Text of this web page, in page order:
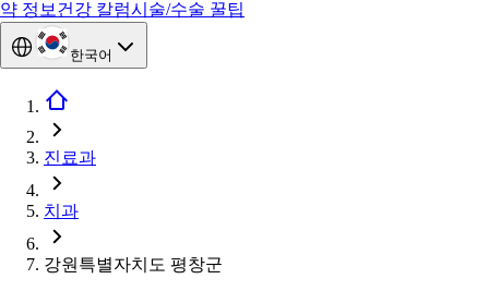
약 정보 건강 칼럼시술/수술 꿀팁
한국어
진료과
치과
강원특별자치도 평창군